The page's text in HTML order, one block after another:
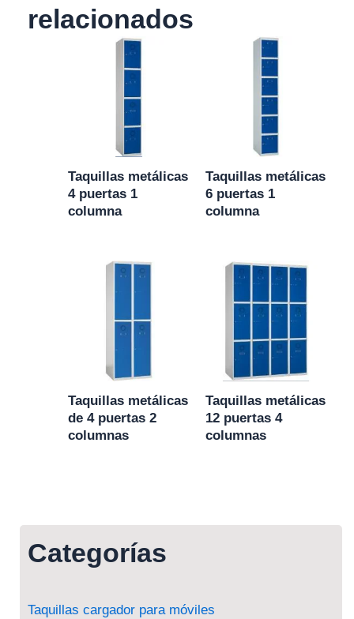
Categorías
Taquillas cargador para móviles
relacionados
Taquillas metálicas
4 puertas 1
columna
Taquillas metálicas
6 puertas 1
columna
Taquillas metálicas
de 4 puertas 2
columnas
Taquillas metálicas
12 puertas 4
columnas